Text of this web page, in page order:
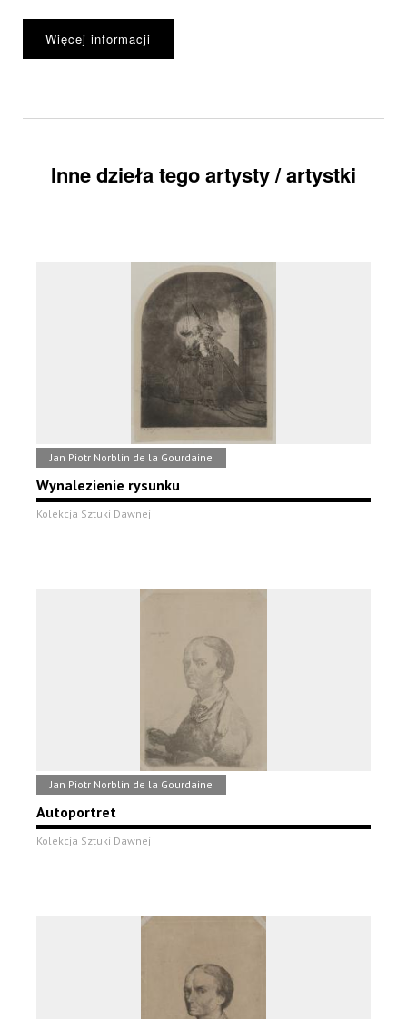
Więcej informacji
Inne dzieła tego artysty / artystki
Jan Piotr Norblin de la Gourdaine
Wynalezienie rysunku
Kolekcja Sztuki Dawnej
Jan Piotr Norblin de la Gourdaine
Autoportret
Kolekcja Sztuki Dawnej